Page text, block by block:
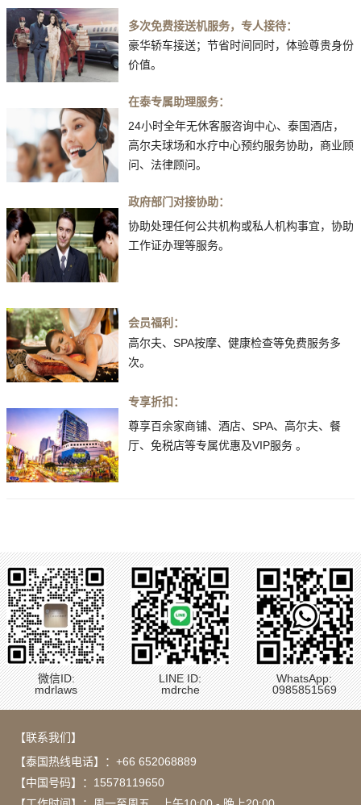
多次免费接送机服务，专人接待：
豪华轿车接送；节省时间同时，体验尊贵身份
价值。
在泰专属助理服务：
24小时全年无休客服咨询中心、泰国酒店，
高尔夫球场和水疗中心预约服务协助，商业顾
问、法律顾问。
政府部门对接协助：
协助处理任何公共机构或私人机构事宜，协助
工作证办理等服务。
会员福利：
高尔夫、SPA按摩、健康检查等免费服务多
次。
专享折扣：
尊享百余家商铺、酒店、SPA、高尔夫、餐
厅、免税店等专属优惠及VIP服务 。
微信ID:
mdrlaws
LINE ID:
mdrche
WhatsApp:
0985851569
【联系我们】
【泰国热线电话】： +66 652068889
【中国号码】：15578119650